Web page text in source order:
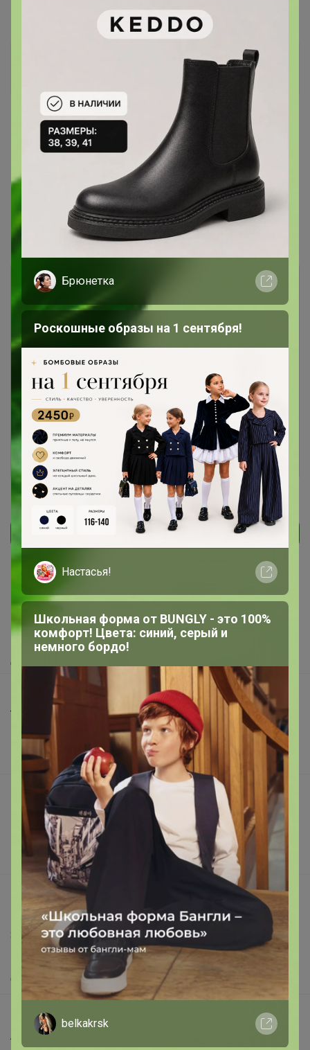
13 февраля, 2025 16:37
, спасибо! Зафиксируйте пожалуйста!
Показаны записи из9.
Чтобы ответить или задать вопрос
необходимо авторизоваться на сайте
Это займет меньше минуты
Войти Зарегистрироваться
Как здесь все устроено?
Как сделать заказ?
Как получить?
Доставка
Шоурумы
Торговые марки
Наша команда
В наличии
Подарочные сертификаты
Реклама на сайте
Поставщикам
Вакансии
support@24-ok.ru
Написать в поддержку
Защита покупателя
Помощь
О нас
Все предложения
Анонсы
Брюнетка
Роскошные образы на 1 сентября!
Настасья!
Школьная форма от BUNGLY - это 100%
комфорт! Цвета: синий, серый и
немного бордо!
belkakrsk